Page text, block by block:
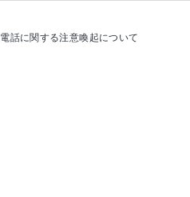
話に関する注意喚起について